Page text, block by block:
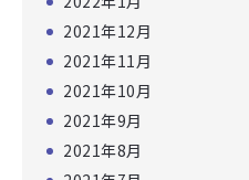
2021年12月
2021年11月
2021年10月
2021年9月
2021年8月